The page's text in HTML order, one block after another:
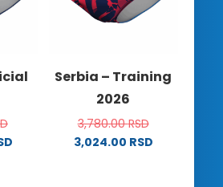
biti
izabrane
proizvoda.
Serbia – Training
2026
3,780.00RSD
3,024.00 RSD